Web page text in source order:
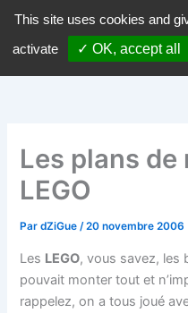
contenu
dZiGue
Les plans de
LEGO
PardZiGue/20 novembre 2006
Les LEGO, vous savez, les
pouvait monter tout et
rappelez, on a tous joué
This site uses cookies and
activate
✓ OK, accept all